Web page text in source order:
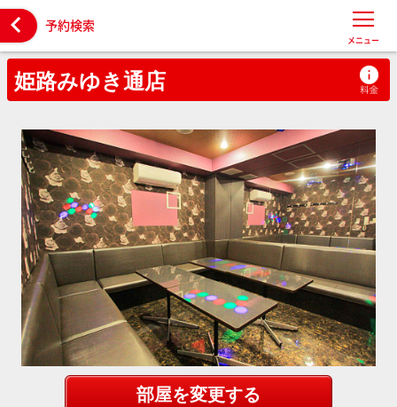
 予約検索
メニュー
姫路みゆき通店
部屋を変更する